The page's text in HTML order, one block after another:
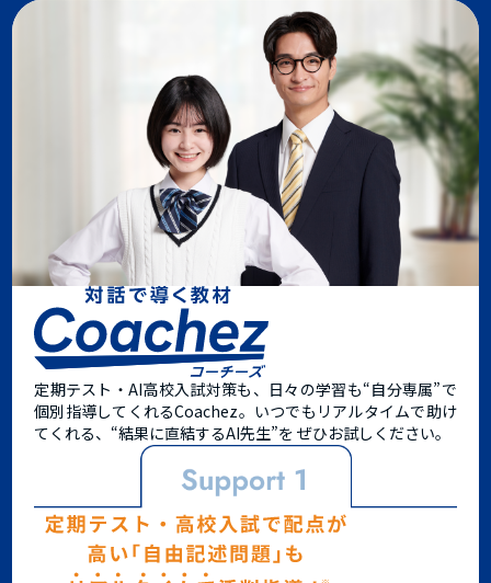
定期テスト・AI高校入試対策も、日々の学習も“自分専属”で
個別指導してくれるCoachez。 いつでもリアルタイムで助け
てくれる、“結果に直結するAI先生”を ぜひお試しください。